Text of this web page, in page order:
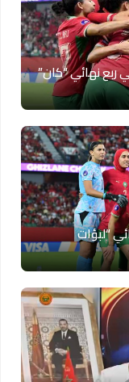
ربع نهائي “كان”
“لبؤات